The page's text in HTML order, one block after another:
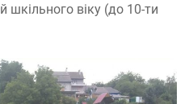
шкільного віку (до 10-ти